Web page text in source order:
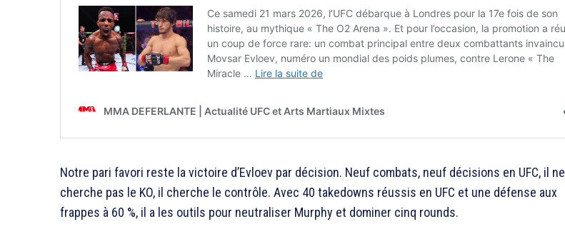
Notre pari favori reste la victoire d’Evloev par décision. Neuf combats, neuf décisions en UFC, il ne
cherche pas le KO, il cherche le contrôle. Avec 40 takedowns réussis en UFC et une défense aux
frappes à 60 %, il a les outils pour neutraliser Murphy et dominer cinq rounds.